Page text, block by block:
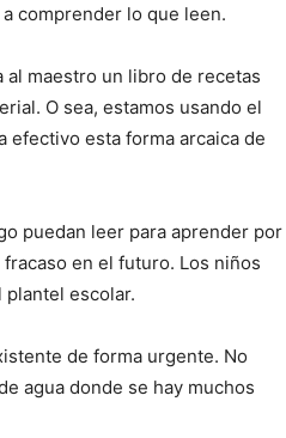
comprender lo que leen.
al maestro un libro de recetas
O sea, estamos usando el
efectivo esta forma arcaica de
puedan leer para aprender por
en el futuro. Los niños
escolar.
de forma urgente. No
agua donde se hay muchos